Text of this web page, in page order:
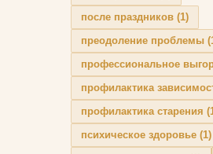
после праздников (1)
преодоление проблемы
профессиональное
профилактика
профилактика старения
психическое здоровье (1)